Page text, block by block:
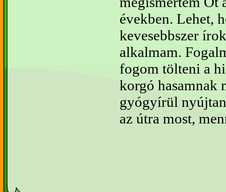
években. Lehet,
kevesebbszer
alkalmam.
fogom tölteni a
korgó hasamnak
gyógyírül
az útra most,